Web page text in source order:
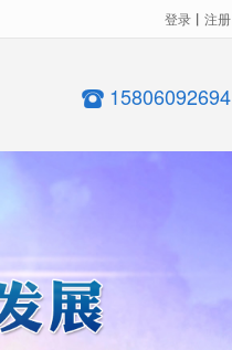
登录 丨 注册
15806092694